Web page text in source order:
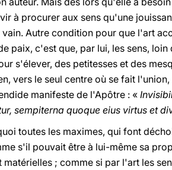
à procurer aux sens qu'une
vain. Autre condition pour que l'art
paix, c'est que, par lui, les sens,
s'élever, des petitesses et des
vers le seul centre où se fait
manifeste de l'Apôtre : «
sempiterna quoque eius virtus et
toutes les maximes, qui font
s'il pouvait être à lui-même sa
matérielles ; comme si par l'art les